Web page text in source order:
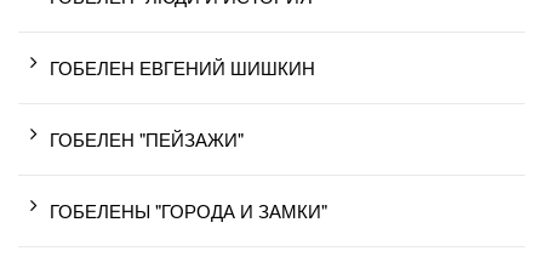
ГОБЕЛЕН ЕВГЕНИЙ ШИШКИН
ГОБЕЛЕН "ПЕЙЗАЖИ"
ГОБЕЛЕНЫ "ГОРОДА И ЗАМКИ"